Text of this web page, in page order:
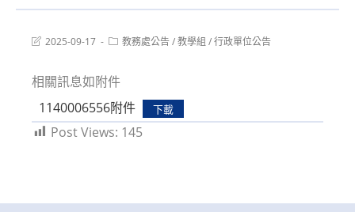
Post2025-09-17
Post教務處公告/教學組 /行政單位公告
相關訊息如附件
1140006556附件
下載
Post Views: 145